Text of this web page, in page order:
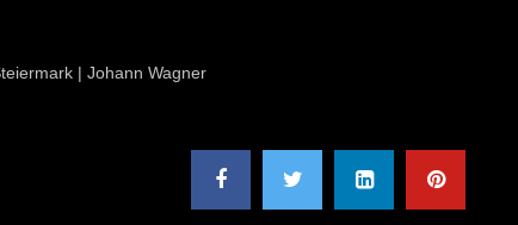
| Johann Wagner